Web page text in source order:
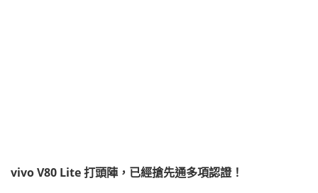
vivo V80 Lite 打頭陣，已經搶先通多項認證！